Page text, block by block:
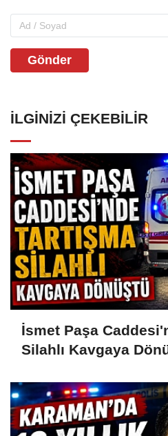
Gönder
İLGINIZI ÇEKEBILIR
İsmet Paşa
Silahlı Kavgaya